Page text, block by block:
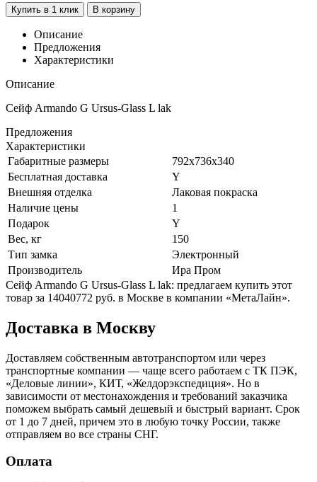
Купить в 1 клик В корзину
Описание
Предложения
Характеристики
Описание
Сейф Armando G Ursus-Glass L lak
Предложения
Характеристики
Габаритные размеры
792x736x340
Бесплатная доставка
Y
Внешняя отделка
Лаковая покраска
Наличие цены
1
Подарок
Y
Вес, кг
150
Тип замка
Электронный
Производитель
Ира Пром
Сейф Armando G Ursus-Glass L lak: предлагаем купить этот
товар за 14040772 руб. в Москве в компании «МетаЛайн».
Доставка в Москву
Доставляем собственным автотранспортом или через
транспортные компании — чаще всего работаем с ТК ПЭК,
«Деловые линии», КИТ, «Желдорэкспедиция». Но в
зависимости от местонахождения и требований заказчика
поможем выбрать самый дешевый и быстрый вариант. Срок
от 1 до 7 дней, причем это в любую точку России, также
отправляем во все страны СНГ.
Оплата